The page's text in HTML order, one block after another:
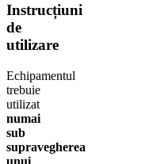
Instrucțiuni
de
utilizare
Echipamentul
trebuie
utilizat
numai
sub
supravegherea
unui